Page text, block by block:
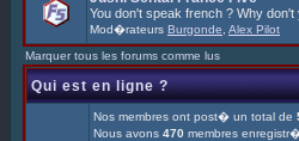
You don't speak french ? Why
Mod�rateurs Burgonde Alex Pilot
Marquer tous les forums comme lus
Qui est en ligne ?
Nos membres ont post� un total de
Nous avons 470 membres